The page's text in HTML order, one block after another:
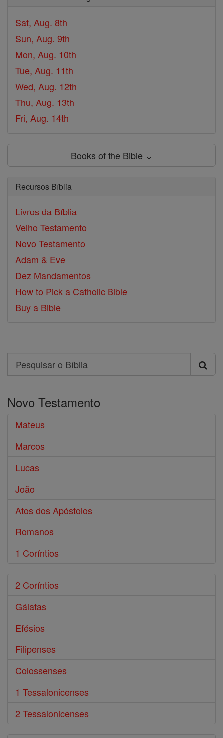
Sat, Aug. 8th
Sun, Aug. 9th
Mon, Aug. 10th
Tue, Aug. 11th
Wed, Aug. 12th
Thu, Aug. 13th
Fri, Aug. 14th
Books of the Bible ⌄
Recursos Bíblia
Livros da Bíblia
Velho Testamento
Novo Testamento
Adam & Eve
Dez Mandamentos
How to Pick a Catholic Bible
Buy a Bible
Search
Pesquisar
Bíblia
Novo Testamento
Mateus
Marcos
Lucas
João
Atos dos Apóstolos
Romanos
1 Coríntios
2 Coríntios
Gálatas
Efésios
Filipenses
Colossenses
1 Tessalonicenses
2 Tessalonicenses